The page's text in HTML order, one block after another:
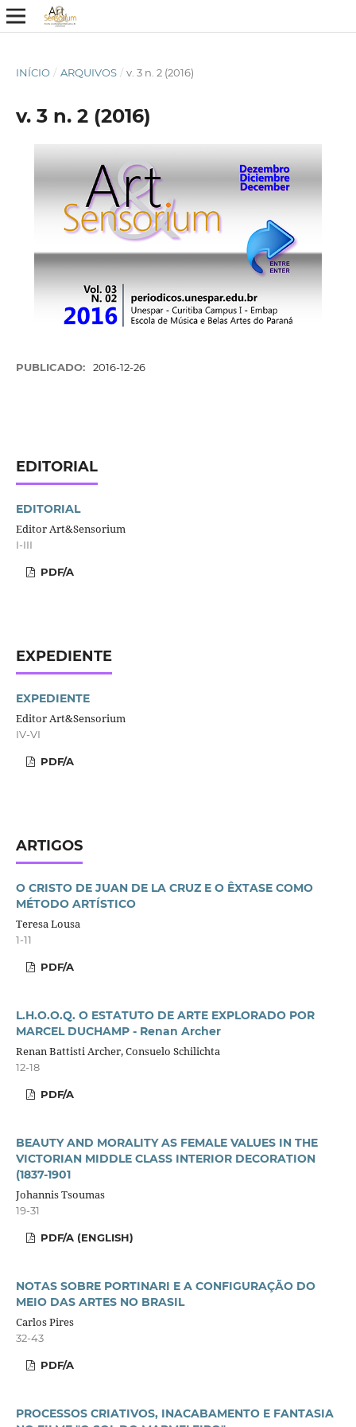
INÍCIO / ARQUIVOS / v. 3 n. 2 (2016)
v. 3 n. 2 (2016)
PUBLICADO: 2016-12-26
EDITORIAL
EDITORIAL
Editor Art&Sensorium
I-III
PDF/A
EXPEDIENTE
EXPEDIENTE
Editor Art&Sensorium
IV-VI
PDF/A
ARTIGOS
O CRISTO DE JUAN DE LA CRUZ E O ÊXTASE COMO
MÉTODO ARTÍSTICO
Teresa Lousa
1-11
PDF/A
L.H.O.O.Q. O ESTATUTO DE ARTE EXPLORADO POR
MARCEL DUCHAMP - Renan Archer
Renan Battisti Archer, Consuelo Schilichta
12-18
PDF/A
BEAUTY AND MORALITY AS FEMALE VALUES IN THE
VICTORIAN MIDDLE CLASS INTERIOR DECORATION
(1837-1901
Johannis Tsoumas
19-31
PDF/A (ENGLISH)
NOTAS SOBRE PORTINARI E A CONFIGURAÇÃO DO
MEIO DAS ARTES NO BRASIL
Carlos Pires
32-43
PDF/A
PROCESSOS CRIATIVOS, INACABAMENTO E FANTASIA